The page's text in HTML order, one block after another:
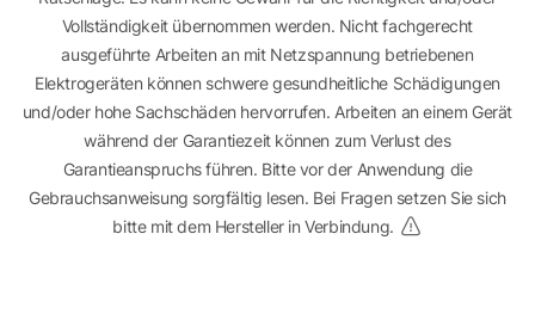
Vollständigkeit übernommen werden. Nicht fachgerecht
ausgeführte Arbeiten an mit Netzspannung betriebenen
Elektrogeräten können schwere gesundheitliche Schädigungen
und/oder hohe Sachschäden hervorrufen. Arbeiten an einem Gerät
während der Garantiezeit können zum Verlust des
Garantieanspruchs führen. Bitte vor der Anwendung die
Gebrauchsanweisung sorgfältig lesen. Bei Fragen setzen Sie sich
bitte mit dem Hersteller in Verbindung.